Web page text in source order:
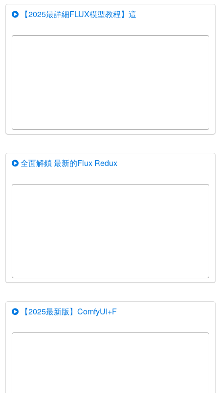
【2025最詳細FLUX模型教程】這
全面解鎖 最新的Flux Redux
【2025最新版】ComfyUI+F